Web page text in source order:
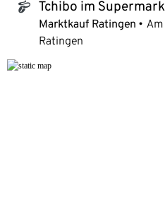
tchibo_logo Tchibo im
Marktkauf Ratingen
Ratingen